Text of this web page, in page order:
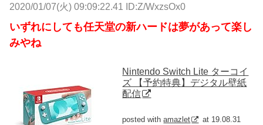
2020/01/07(火) 09:09:22.41 ID:Z/WxzsOx0
いずれにしても任天堂の新ハードは夢があって楽し
みやね
Nintendo Switch Lite ターコイ
ズ 【予約特典】デジタル壁紙
配信
posted withamazlet at 19.08.31